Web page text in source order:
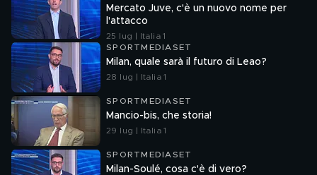
Mercato Juve, c'è un nuovo nome per
l'attacco
25 lug | Italia 1
SPORTMEDIASET
Milan, quale sarà il futuro di Leao?
28 lug | Italia 1
SPORTMEDIASET
Mancio-bis, che storia!
29 lug | Italia 1
SPORTMEDIASET
Milan-Soulé, cosa c'è di vero?